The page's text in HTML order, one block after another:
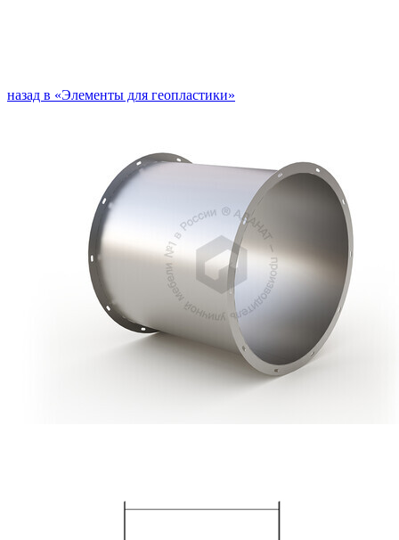
назад в «Элементы для геопластики»